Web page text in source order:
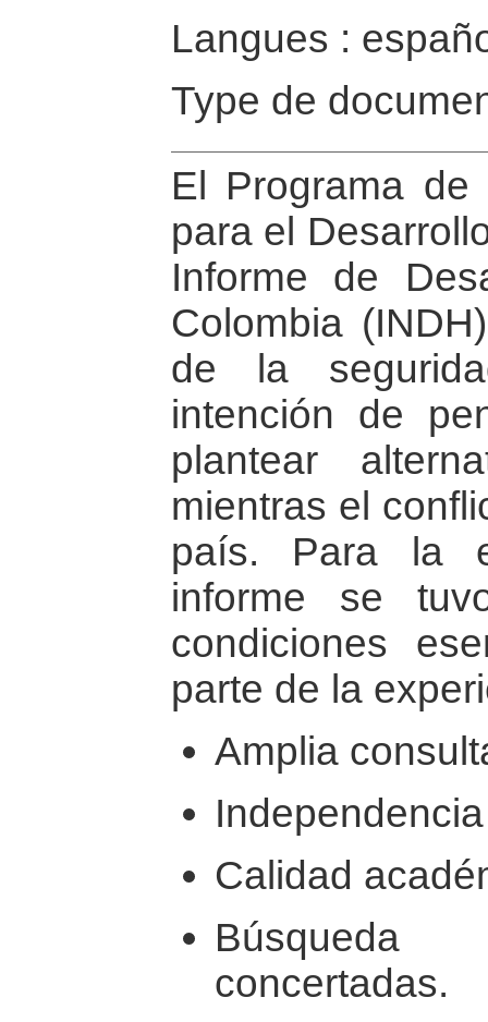
Langues :
Type de
El Programa
para el
Informe de
Colombia
de la
intención de
plantear
mientras el
país. Para la
informe se
condiciones
parte de la
Amplia
Calidad
concertadas.